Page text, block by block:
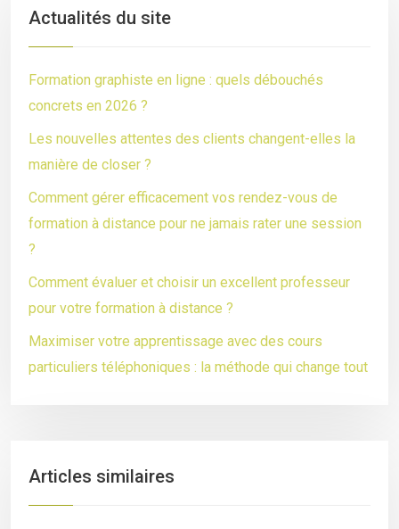
Actualités du site
Formation graphiste en ligne : quels débouchés
concrets en 2026 ?
Les nouvelles attentes des clients changent-elles la
manière de closer ?
Comment gérer efficacement vos rendez-vous de
formation à distance pour ne jamais rater une session
?
Comment évaluer et choisir un excellent professeur
pour votre formation à distance ?
Maximiser votre apprentissage avec des cours
particuliers téléphoniques : la méthode qui change tout
Articles similaires